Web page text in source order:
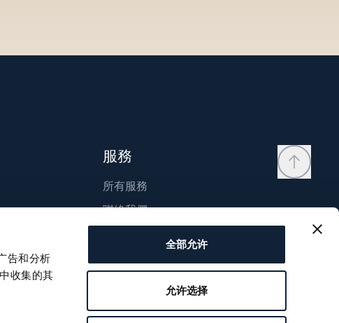
告和分析
收集的其
全部允许
允许选择
服務
所有服務
聯絡我們